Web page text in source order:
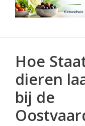
Hoe
dieren
bij de